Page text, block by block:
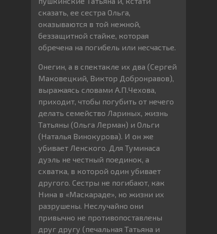
сказать, ее сестра Ольга,
оказываются в той нежной,
беззащитной стайке, которая
обречена на погибель или несчастье.
Онегин, а в спектакле их два (Сергей
Маковецкий, Виктор Добронравов),
выражаясь словами А.П.Чехова,
приходит, чтобы погубить от нечего
делать семейство Лариных, жизнь
Татьяны (Ольга Лерман) и Ольги
(Наталья Винокурова). И он же
убивает Ленского. Для Туминаса
дуэль не честный поединок, а
схватка, в которой один убивает
другого. Сестры не погибают, как
Нина в «Маскараде», но жизни их
разрушены. Неслучайно они
привычно не противопоставлены
друг другу (печальная Татьяна и